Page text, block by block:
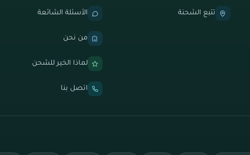
تتبع الشحنة الأسئلة الشائعة
من نحن
لماذا الخير للشحن
اتصل بنا